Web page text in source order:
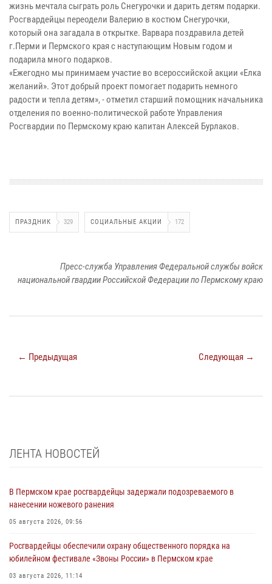
жизнь мечтала сыграть роль Снегурочки и дарить детям подарки.
Росгвардейцы переодели Валерию в костюм Снегурочки,
который она загадала в открытке. Варвара поздравила детей
г.Перми и Пермского края с наступающим Новым годом и
подарила много подарков.
«Ежегодно мы принимаем участие во всероссийской акции «Елка
желаний». Этот добрый проект помогает подарить немного
радости и тепла детям», - отметил старший помощник начальника
отделения по военно-политической работе Управления
Росгвардии по Пермскому краю капитан Алексей Бурлаков.
ПРАЗДНИК 329 СОЦИАЛЬНЫЕ АКЦИИ 172
Пресс-служба Управления Федеральной службы войск
национальной гвардии Российской Федерации по Пермскому краю
← Предыдущая Следующая →
ЛЕНТА НОВОСТЕЙ
В Пермском крае росгвардейцы задержали подозреваемого в
нанесении ножевого ранения
05 августа 2026, 09:56
Росгвардейцы обеспечили охрану общественного порядка на
юбилейном фестивале «Звоны России» в Пермском крае
03 августа 2026, 11:14